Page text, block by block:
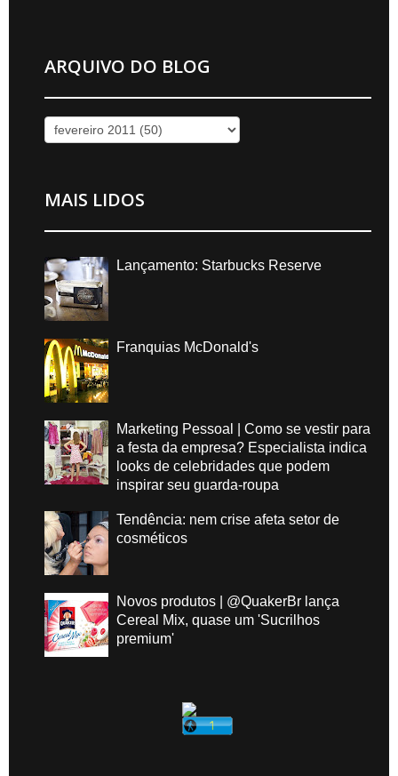
ARQUIVO DO BLOG
MAIS LIDOS
Lançamento: Starbucks Reserve
Franquias McDonald's
Marketing Pessoal | Como se vestir para
a festa da empresa? Especialista indica
looks de celebridades que podem
inspirar seu guarda-roupa
Tendência: nem crise afeta setor de
cosméticos
Novos produtos | @QuakerBr lança
Cereal Mix, quase um 'Sucrilhos
premium'